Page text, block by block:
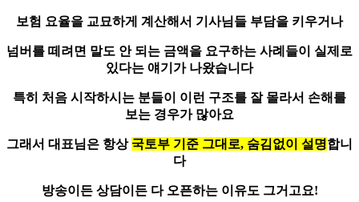
보험 요율을 교묘하게 계산해서 기사님들 부담을 키우거나
넘버를 떼려면 말도 안 되는 금액을 요구하는 사례 들이 실제로
있다는 얘기가 나왔습니다
특히 처음 시작하시는 분들이 이런 구조를 잘 몰라서 손해를
보는 경우가 많아요
그래서 대표님은 항상 국토부 기준 그대로, 숨김없이 설명합니
다
방송이든 상담이든 다 오픈하는 이유도 그거고요!